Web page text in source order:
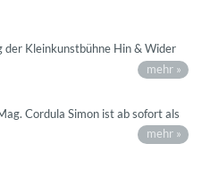
Kleinkunstbühne Hin & Wider
mehr »
Cordula Simon ist ab sofort als
mehr »